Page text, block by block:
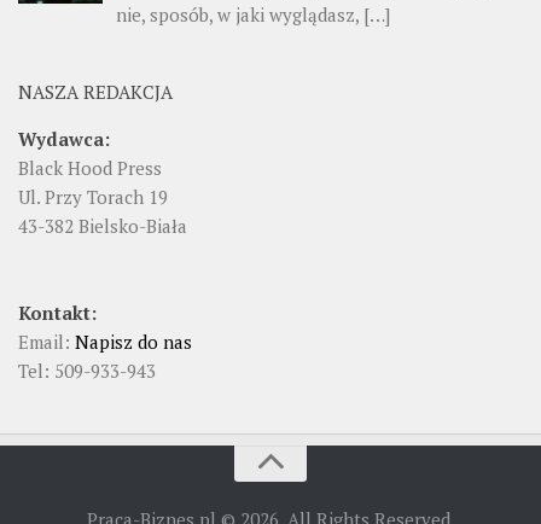
nie, sposób, w jaki wyglądasz, […]
NASZA REDAKCJA
Wydawca:
Black Hood Press
Ul. Przy Torach 19
43-382 Bielsko-Biała
Kontakt:
Email: Napisz do nas
Tel: 509-933-943